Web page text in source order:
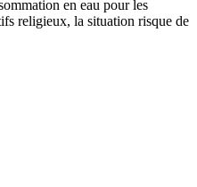
en eau pour les
religieux, la situation risque de